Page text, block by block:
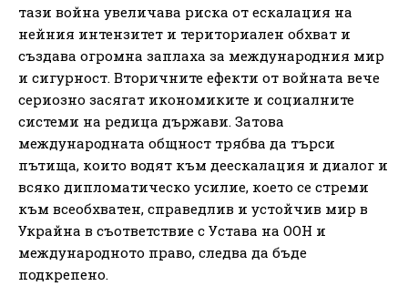
тази война увеличава риска от ескалация на
нейния интензитет и териториален обхват и
създава огромна заплаха за международния мир
и сигурност. Вторичните ефекти от войната вече
сериозно засягат икономиките и социалните
системи на редица държави. Затова
международната общност трябва да търси
пътища, които водят към деескалация и диалог и
всяко дипломатическо усилие, което се стреми
към всеобхватен, справедлив и устойчив мир в
Украйна в съответствие с Устава на ООН и
международното право, следва да бъде
подкрепено.